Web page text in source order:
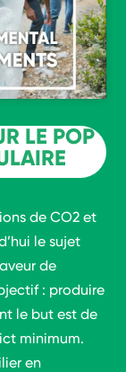
LE POP
de CO2 et
le sujet
de
: produire
le but est de
minimum.
en